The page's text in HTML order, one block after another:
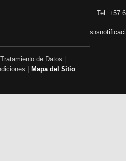
Tel: +57
de Datos
Mapa del Sitio